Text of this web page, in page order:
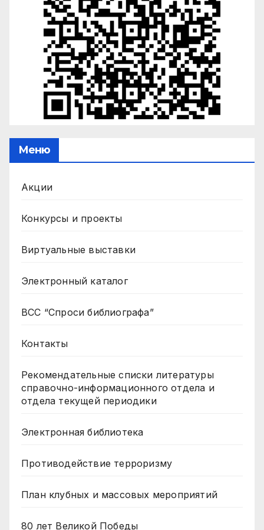
Меню
Акции
Конкурсы и проекты
Виртуальные выставки
Электронный каталог
ВСС “Спроси библиографа”
Контакты
Рекомендательные списки литературы
справочно-информационного отдела и
отдела текущей периодики
Электронная библиотека
Противодействие терроризму
План клубных и массовых мероприятий
80 лет Великой Победы